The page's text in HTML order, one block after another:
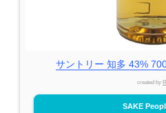
サントリー 知多 43%
created by
SAKE